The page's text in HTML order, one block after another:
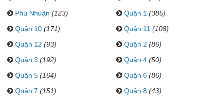
Phú Nhuận (123) Quận 1 (385)
Quận 10 (171) Quận 11 (108)
Quận 12 (93) Quận 2 (86)
Quận 3 (192) Quận 4 (50)
Quận 5 (164) Quận 6 (86)
Quận 7 (151) Quận 8 (43)